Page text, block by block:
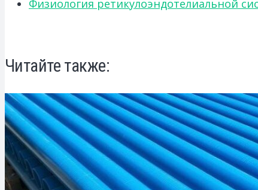
Физиология ретикулоэндотелиальной
Читайте также: